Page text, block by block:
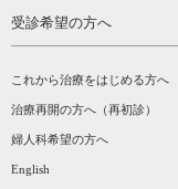
受診希望の方へ
これから治療をはじめる方へ
治療再開の方へ（再初診）
婦人科希望の方へ
English